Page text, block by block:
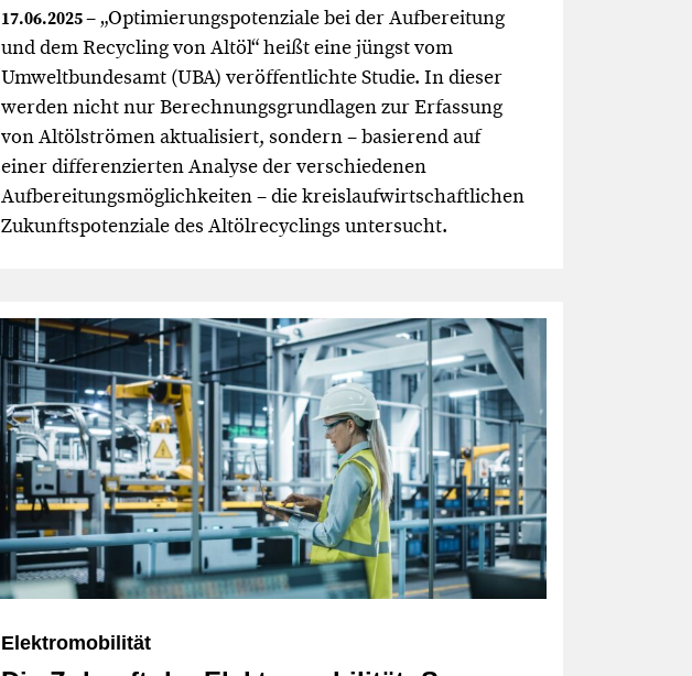
17.06.2025– „Optimierungspotenziale bei der Aufbereitung
und dem Recycling von Altöl“ heißt eine jüngst vom
Umweltbundesamt (UBA) veröffentlichte Studie. In dieser
werden nicht nur Berechnungsgrundlagen zur Erfassung
von Altölströmen aktualisiert, sondern – basierend auf
einer differenzierten Analyse der verschiedenen
Aufbereitungsmöglichkeiten – die kreislaufwirtschaftlichen
Zukunftspotenziale des Altölrecyclings untersucht.
Elektromobilität